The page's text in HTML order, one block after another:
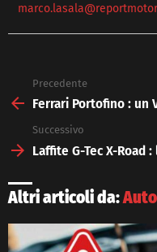
more
Precedente
Ferrari Portofino : un
Successivo
Laffite G-Tec X-Road
Altri articoli da:Auto